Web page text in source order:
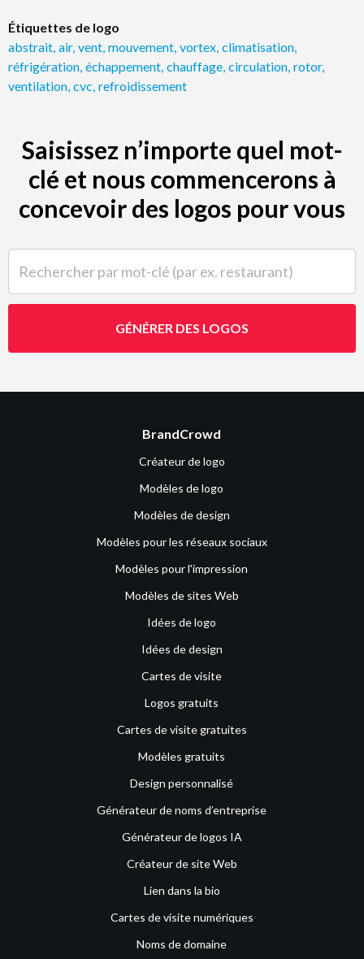
Étiquettes de logo
abstrait air, vent mouvement vortex climatisation
réfrigération échappement chauffage circulation rotor,
ventilation cvc refroidissement
Saisissez n’importe quel mot-
clé et nous commencerons à
concevoir des logos pour vous
GÉNÉRER DES LOGOS
BrandCrowd
Créateur de logo
Modèles de logo
Modèles de design
Modèles pour les réseaux sociaux
Modèles pour l'impression
Modèles de sites Web
Idées de logo
Idées de design
Cartes de visite
Logos gratuits
Cartes de visite gratuites
Modèles gratuits
Design personnalisé
Générateur de noms d’entreprise
Générateur de logos IA
Créateur de site Web
Lien dans la bio
Cartes de visite numériques
Noms de domaine